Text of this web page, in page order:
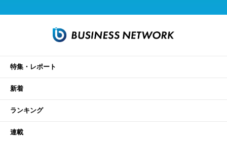
特集・レポート
新着
ランキング
連載